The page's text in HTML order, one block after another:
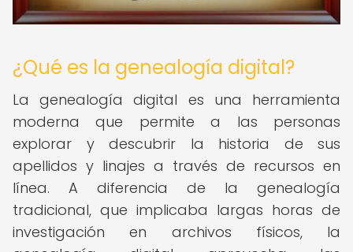
¿Qué es la genealogía digital?
La genealogía digital es una herramienta
moderna que permite a las personas
explorar y descubrir la historia de sus
apellidos y linajes a través de recursos en
línea. A diferencia de la genealogía
tradicional, que implicaba largas horas de
investigación en archivos físicos, la